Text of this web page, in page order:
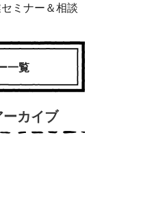
ミナー＆相談
一覧
カイブ